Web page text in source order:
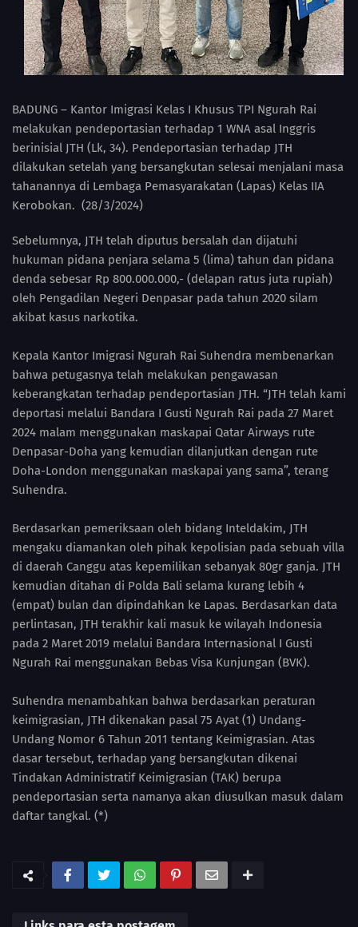
BADUNG – Kantor Imigrasi Kelas I Khusus TPI Ngurah Rai
melakukan pendeportasian terhadap 1 WNA asal Inggris
berinisial JTH (Lk, 34). Pendeportasian terhadap JTH
dilakukan setelah yang bersangkutan selesai menjalani masa
tahanannya di Lembaga Pemasyarakatan (Lapas) Kelas IIA
Kerobokan. (28/3/2024)
Sebelumnya, JTH telah diputus bersalah dan dijatuhi
hukuman pidana penjara selama 5 (lima) tahun dan pidana
denda sebesar Rp 800.000.000,- (delapan ratus juta rupiah)
oleh Pengadilan Negeri Denpasar pada tahun 2020 silam
akibat kasus narkotika.
Kepala Kantor Imigrasi Ngurah Rai Suhendra membenarkan
bahwa petugasnya telah melakukan pengawasan
keberangkatan terhadap pendeportasian JTH. “JTH telah kami
deportasi melalui Bandara I Gusti Ngurah Rai pada 27 Maret
2024 malam menggunakan maskapai Qatar Airways rute
Denpasar-Doha yang kemudian dilanjutkan dengan rute
Doha-London menggunakan maskapai yang sama”, terang
Suhendra.
Berdasarkan pemeriksaan oleh bidang Inteldakim, JTH
mengaku diamankan oleh pihak kepolisian pada sebuah villa
di daerah Canggu atas kepemilikan sebanyak 80gr ganja. JTH
kemudian ditahan di Polda Bali selama kurang lebih 4
(empat) bulan dan dipindahkan ke Lapas. Berdasarkan data
perlintasan, JTH terakhir kali masuk ke wilayah Indonesia
pada 2 Maret 2019 melalui Bandara Internasional I Gusti
Ngurah Rai menggunakan Bebas Visa Kunjungan (BVK).
Suhendra menambahkan bahwa berdasarkan peraturan
keimigrasian, JTH dikenakan pasal 75 Ayat (1) Undang-
Undang Nomor 6 Tahun 2011 tentang Keimigrasian. Atas
dasar tersebut, terhadap yang bersangkutan dikenai
Tindakan Administratif Keimigrasian (TAK) berupa
pendeportasian serta namanya akan diusulkan masuk dalam
daftar tangkal. (*)